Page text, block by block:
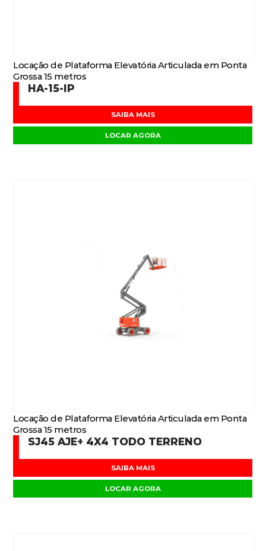
Locação de Plataforma Elevatória Articulada em Ponta
Grossa 15 metros
HA-15-IP
SAIBA MAIS
LOCAR AGORA
Locação de Plataforma Elevatória Articulada em Ponta
Grossa 15 metros
SJ45 AJE+ 4X4 TODO TERRENO
SAIBA MAIS
LOCAR AGORA